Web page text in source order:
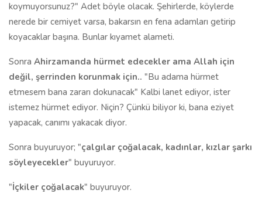
koymuyorsunuz?" Adet böyle olacak. Şehirlerde, köylerde
nerede bir cemiyet varsa, bakarsın en fena adamları getirip
koyacaklar başına. Bunlar kıyamet alameti.
Sonra Ahirzamanda hürmet edecekler ama Allah için
değil, şerrinden korunmak için.. "Bu adama hürmet
etmesem bana zararı dokunacak" Kalbi lanet ediyor, ister
istemez hürmet ediyor. Niçin? Çünkü biliyor ki, bana eziyet
yapacak, canımı yakacak diyor.
Sonra buyuruyor; "çalgılar çoğalacak, kadınlar, kızlar şarkı
söyleyecekler" buyuruyor.
"İçkiler çoğalacak" buyuruyor.